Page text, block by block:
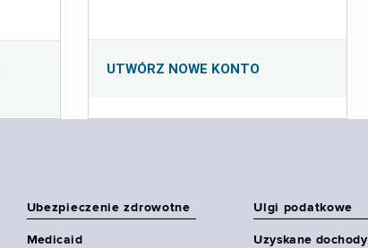
UTWÓRZ NOWE KONTO
Ubezpieczenie zdrowotne
Medicaid
Ulgi podatkowe
Uzyskane dochody